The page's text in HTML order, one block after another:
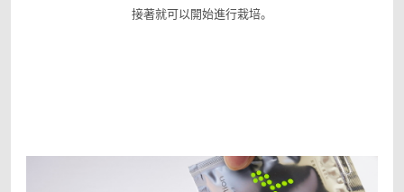
接著就可以開始進行栽培。